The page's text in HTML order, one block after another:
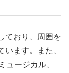
ており、周囲を
ます。また、
ュージカル、